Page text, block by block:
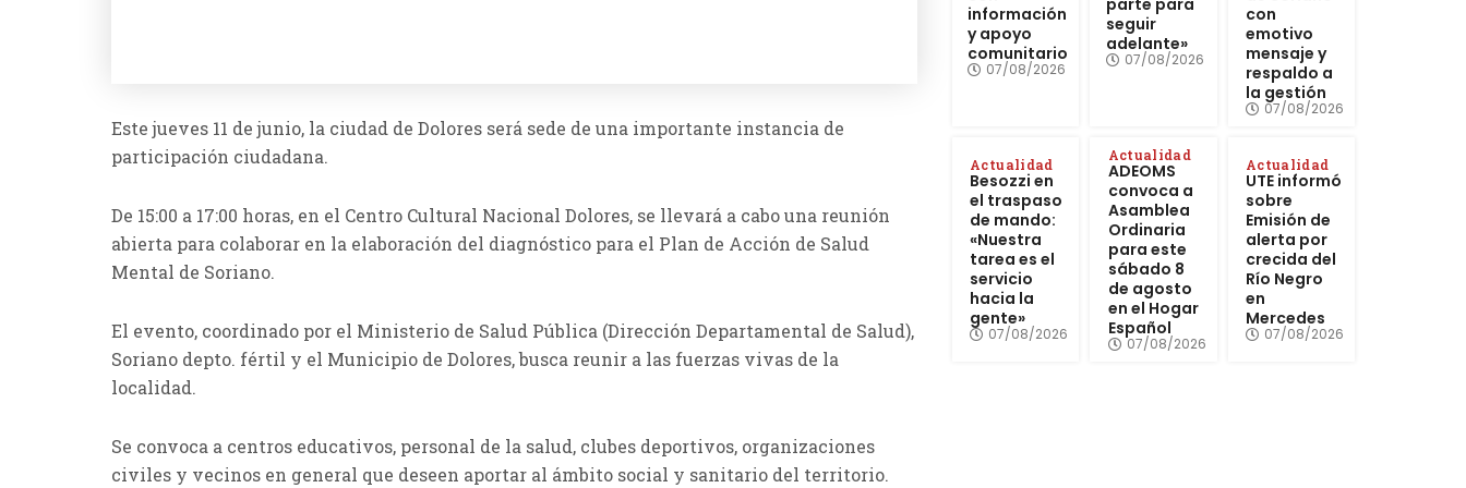
información
y apoyo
comunitario
07/08/2026
parte para
seguir
adelante»
07/08/2026
con
emotivo
mensaje y
respaldo a
la gestión
07/08/2026
Actualidad
Besozzi en
el traspaso
de mando:
«Nuestra
tarea es el
servicio
hacia la
gente»
07/08/2026
Actualidad
ADEOMS
convoca a
Asamblea
Ordinaria
para este
sábado 8
de agosto
en el Hogar
Español
07/08/2026
Actualidad
UTE informó
sobre
Emisión de
alerta por
crecida del
Río Negro
en
Mercedes
07/08/2026
Este jueves 11 de junio, la ciudad de Dolores será sede de una importante instancia de
participación ciudadana.
De 15:00 a 17:00 horas, en el Centro Cultural Nacional Dolores, se llevará a cabo una reunión
abierta para colaborar en la elaboración del diagnóstico para el Plan de Acción de Salud
Mental de Soriano.
El evento, coordinado por el Ministerio de Salud Pública (Dirección Departamental de Salud),
Soriano depto. fértil y el Municipio de Dolores, busca reunir a las fuerzas vivas de la
localidad.
Se convoca a centros educativos, personal de la salud, clubes deportivos, organizaciones
civiles y vecinos en general que deseen aportar al ámbito social y sanitario del territorio.